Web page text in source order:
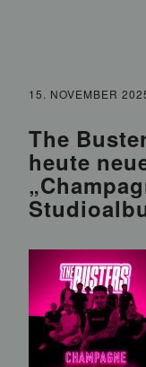
15. NOVEMBER
The
heute